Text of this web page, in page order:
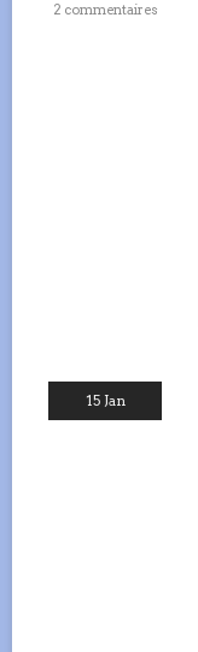
2 commentaires
15 Jan